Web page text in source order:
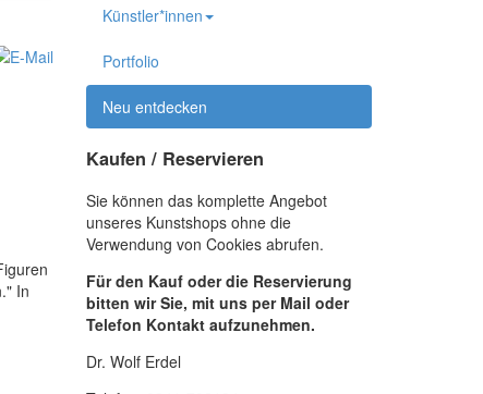
In
Künstler*innen
Portfolio
Neu entdecken
Kaufen / Reservieren
Sie können das komplette Angebot
unseres Kunstshops ohne die
Verwendung von Cookies abrufen.
Für den Kauf oder die Reservierung
bitten wir Sie, mit uns per Mail oder
Telefon Kontakt aufzunehmen.
Dr. Wolf Erdel